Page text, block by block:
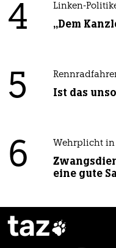
4 Linken-
„Dem
5 Ist das
6 Wehrplicht in
eine gute
taz